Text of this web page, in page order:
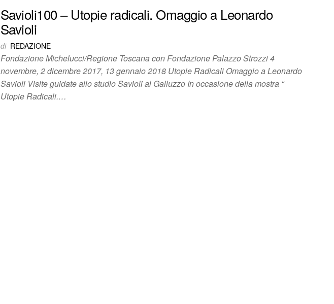
Savioli100 – Utopie radicali. Omaggio a Leonardo
Savioli
di REDAZIONE
Fondazione Michelucci/Regione Toscana con Fondazione Palazzo Strozzi 4
novembre, 2 dicembre 2017, 13 gennaio 2018 Utopie Radicali Omaggio a Leonardo
Savioli Visite guidate allo studio Savioli al Galluzzo In occasione della mostra “
Utopie Radicali.…